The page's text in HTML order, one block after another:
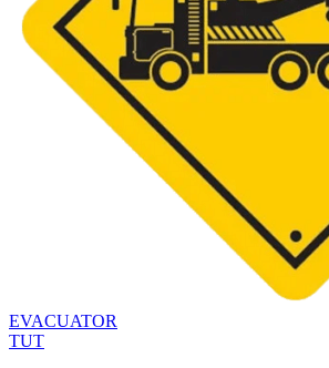
EVACUATOR
TUT